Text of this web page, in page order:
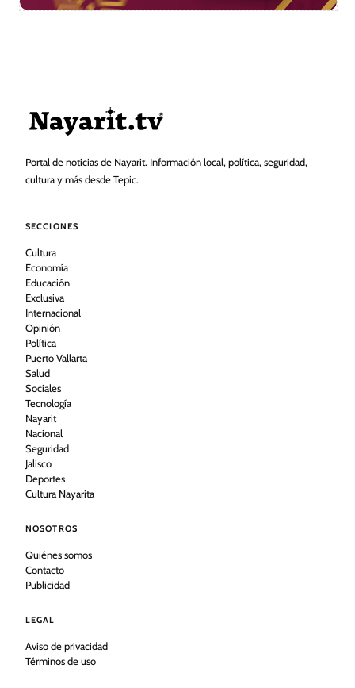
Portal de noticias de Nayarit. Información local, política, seguridad,
cultura y más desde Tepic.
SECCIONES
Cultura
Economía
Educación
Exclusiva
Internacional
Opinión
Política
Puerto Vallarta
Salud
Sociales
Tecnología
Nayarit
Nacional
Seguridad
Jalisco
Deportes
Cultura Nayarita
NOSOTROS
Quiénes somos
Contacto
Publicidad
LEGAL
Aviso de privacidad
Términos de uso